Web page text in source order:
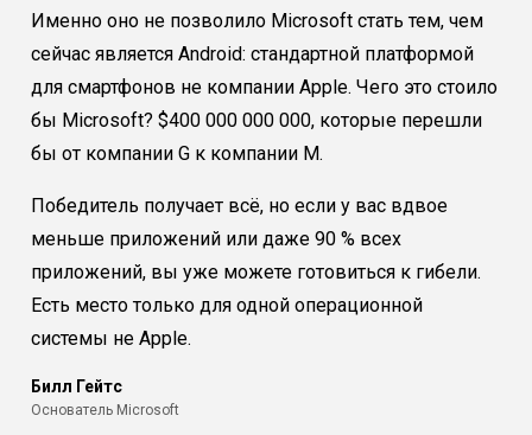
Именно оно не позволило Microsoft стать тем, чем
сейчас является Android: стандартной платформой
для смартфонов не компании Apple. Чего это стоило
бы Microsoft? $400 000 000 000, которые перешли
бы от компании G к компании M.
Победитель получает всё, но если у вас вдвое
меньше приложений или даже 90 % всех
приложений, вы уже можете готовиться к гибели.
Есть место только для одной операционной
системы не Apple.
Билл Гейтс
Основатель Microsoft